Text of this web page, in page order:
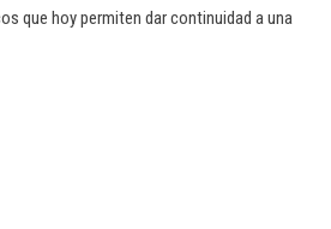
que hoy permiten dar continuidad a una